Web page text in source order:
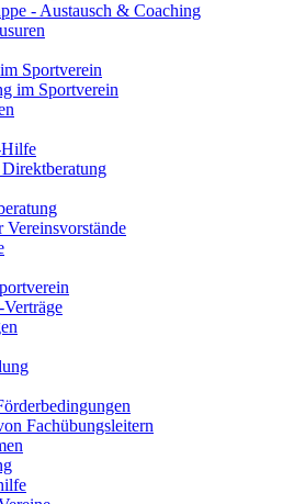
- Austausch & Coaching
Sportverein
im Sportverein
Hilfe
Vereinsvorstände
Fachübungsleitern